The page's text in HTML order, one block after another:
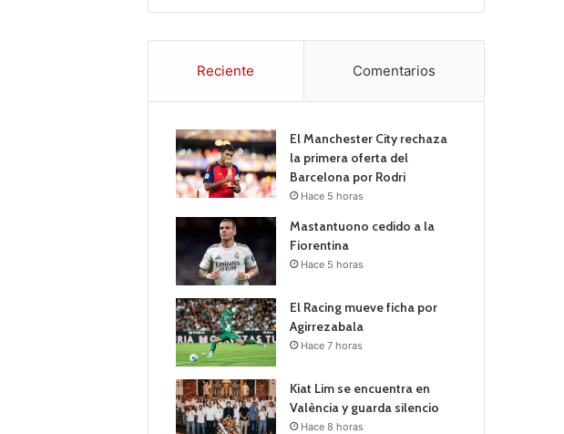
Reciente Comentarios
El Manchester City rechaza
la primera oferta del
Barcelona por Rodri
Hace 5 horas
Mastantuono cedido a la
Fiorentina
Hace 5 horas
El Racing mueve ficha por
Agirrezabala
Hace 7 horas
Kiat Lim se encuentra en
València y guarda silencio
Hace 8 horas